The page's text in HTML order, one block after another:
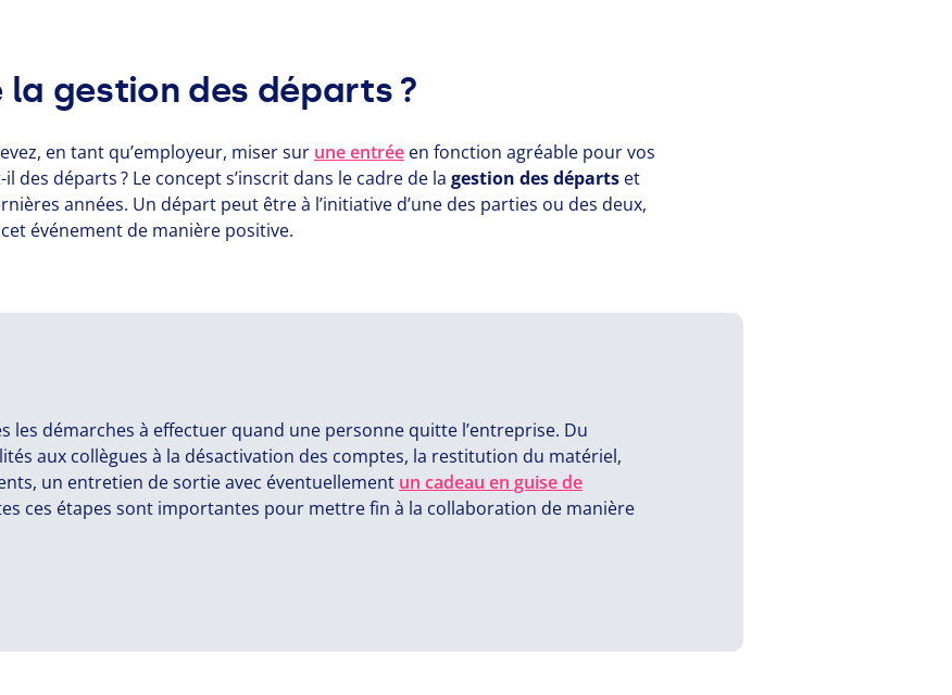
la gestion des départs ?
en tant qu’employeur, miser sur une entrée en fonction agréable pour vos
des départs ? Le concept s’inscrit dans le cadre de la gestion des départs et
années. Un départ peut être à l’initiative d’une des parties ou des deux,
événement de manière positive.
les démarches à effectuer quand une personne quitte l’entreprise. Du
aux collègues à la désactivation des comptes, la restitution du matériel,
un entretien de sortie avec éventuellement un cadeau en guise de
ces étapes sont importantes pour mettre fin à la collaboration de manière